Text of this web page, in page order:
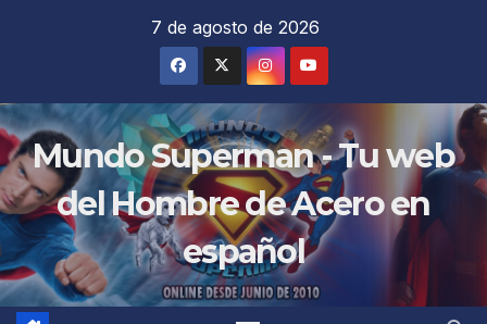
7 de agosto de 2026
Mundo Superman - Tu web
del Hombre de Acero en
español